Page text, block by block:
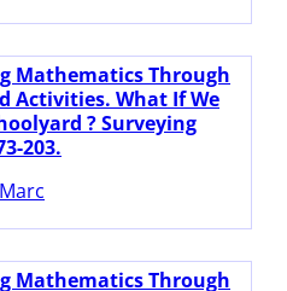
Mathematics Through
Activities. What If We
? Surveying
203.
Mathematics Through